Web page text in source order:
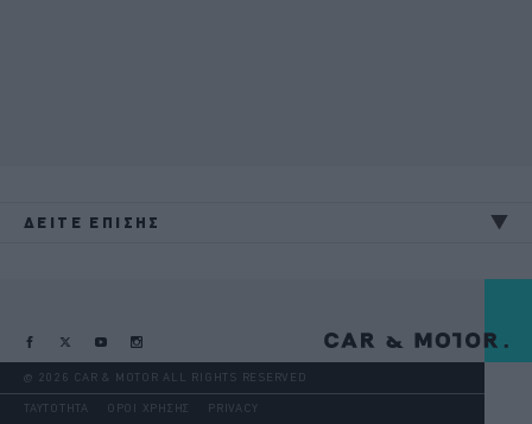
ΔΕΙΤΕ ΕΠΙΣΗΣ
@ 2026 CAR & MOTOR ALL RIGHTS RESERVED
ΤΑΥΤΟΤΗΤΑ ΟΡΟΙ ΧΡΗΣΗΣ PRIVACY